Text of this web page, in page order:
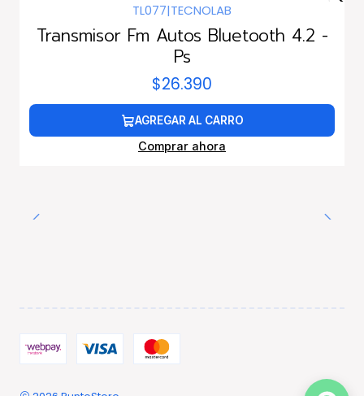
TL077|TECNOLAB
Transmisor Fm Autos Bluetooth 4.2 -
Ps
$26.390
AGREGAR AL CARRO
Comprar ahora